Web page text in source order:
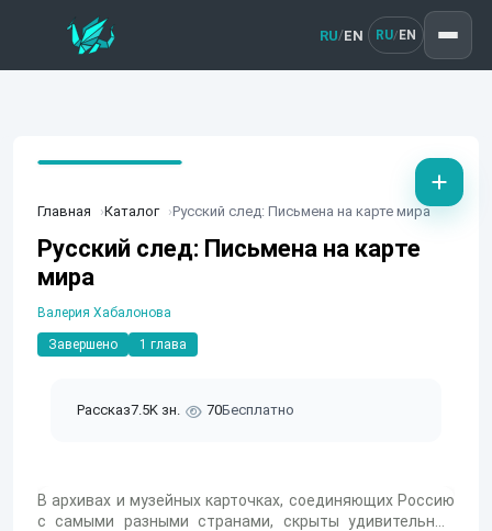
RU/EN RU/ EN
Главная Каталог Русский след: Письмена на карте мира
Русский след: Письмена на карте
мира
Валерия Хабалонова
Завершено 1 глава
Рассказ7.5K зн. 70Бесплатно
В архивах и музейных карточках, соединяющих Россию
с самыми разными странами, скрыты удивительные